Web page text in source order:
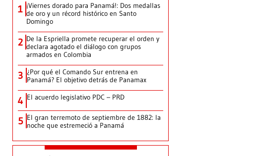
1 ¡Viernes dorado para Panamá!: Dos medallas
de oro y un récord histórico en Santo
Domingo
2 De la Espriella promete recuperar el orden y
declara agotado el diálogo con grupos
armados en Colombia
3 ¿Por qué el Comando Sur entrena en
Panamá? El objetivo detrás de Panamax
4 El acuerdo legislativo PDC – PRD
5 El gran terremoto de septiembre de 1882: la
noche que estremeció a Panamá